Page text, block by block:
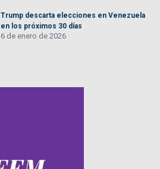
Trump descarta elecciones en Venezuela
en los próximos 30 días
6 de enero de 2026